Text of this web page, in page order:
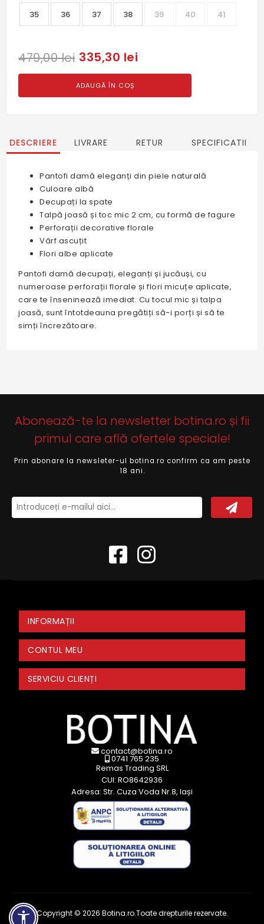
35 36 37 38 39 40 41
479,00 lei 335,30 lei
ADAUGĂ ÎN COȘ
DESCRIERE LIVRARE RETUR SPECIFICATII
Pantofi damă eleganți din piele naturală
Culoare albă
Decupați la spate
Talpă joasă și toc mic 2 cm, cu formă de fagure
Perforații decorative florale
Vârf ascuțit
Flori albe aplicate
Pantofi damă decupați, eleganți și jucăuși, cu
numeroase perforații florale și flori micuțe aplicate,
care te înseninează imediat. Cu tocul mic și talpa
joasă, sunt întotdeauna pregătiți să-i porți și să te
simți încrezătoare.
Abonează-te la newsletter botina.ro și fii
primul care află ofertele speciale!
Prin abonare la newsleter-ul botina.ro confirm ca am peste
18 ani.
INFORMAȚII
CONTUL MEU
SERVICIU CLIENȚI
contact@botina.ro
0741 765 235
Remas Trading SRL
CUI: RO8642936
Adresa: Str. Cuza Voda Nr.8, Iași
Copyright © 2026 Botina.ro.Toate drepturile rezervate.